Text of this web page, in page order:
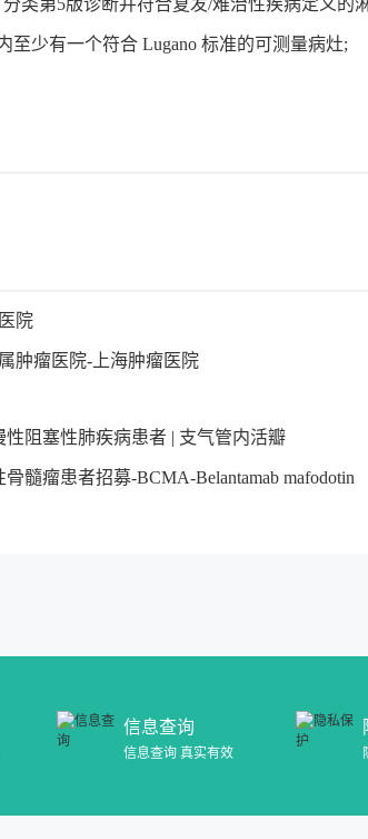
分类第5版诊断并符合复发/难治性疾病定义的
至少有一个符合 Lugano 标准的可测量病灶;
院
肿瘤医院-上海肿瘤医院
性阻塞性肺疾病患者 | 支气管内活瓣
骨髓瘤患者招募-BCMA-Belantamab mafodotin
信息查询
信息查询 真实有效